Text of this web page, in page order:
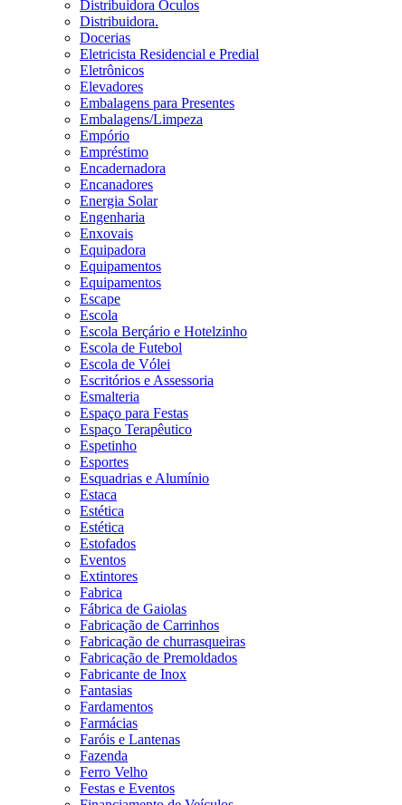
Distribuidora Óculos
Distribuidora.
Docerias
Eletricista Residencial e Predial
Eletrônicos
Elevadores
Embalagens para Presentes
Embalagens/Limpeza
Empório
Empréstimo
Encadernadora
Encanadores
Energia Solar
Engenharia
Enxovais
Equipadora
Equipamentos
Equipamentos
Escape
Escola
Escola Berçário e Hotelzinho
Escola de Futebol
Escola de Vólei
Escritórios e Assessoria
Esmalteria
Espaço para Festas
Espaço Terapêutico
Espetinho
Esportes
Esquadrias e Alumínio
Estaca
Estética
Estética
Estofados
Eventos
Extintores
Fabrica
Fábrica de Gaiolas
Fabricação de Carrinhos
Fabricação de churrasqueiras
Fabricação de Premoldados
Fabricante de Inox
Fantasias
Fardamentos
Farmácias
Faróis e Lantenas
Fazenda
Ferro Velho
Festas e Eventos